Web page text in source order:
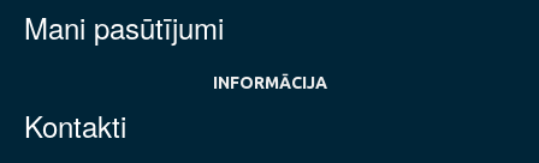
Mani pasūtījumi
INFORMĀCIJA
Kontakti